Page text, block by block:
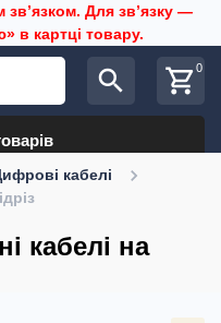
Для звʼязку —
в картці товару.
search shopping_cart0
кабелі
кабелі на